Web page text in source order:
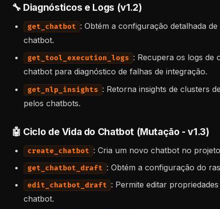
🔧 Diagnósticos e Logs (v1.2)
get_chatbot : Obtém a configuração detalhada
chatbot.
get_tool_execution_logs : Recupera os logs de
chatbot para diagnóstico de falhas de integração.
get_nlp_insights : Retorna insights de clusters
pelos chatbots.
🤖 Ciclo de Vida do Chatbot (Mutação - v1.3)
create_chatbot : Cria um novo chatbot no
get_chatbot_draft : Obtém a configuração do
edit_chatbot_draft : Permite editar
chatbot.